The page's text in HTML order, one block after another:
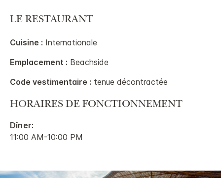
LE RESTAURANT
Cuisine : Internationale
Emplacement : Beachside
Code vestimentaire : tenue décontractée
HORAIRES DE FONCTIONNEMENT
Dîner:
11:00 AM-10:00 PM